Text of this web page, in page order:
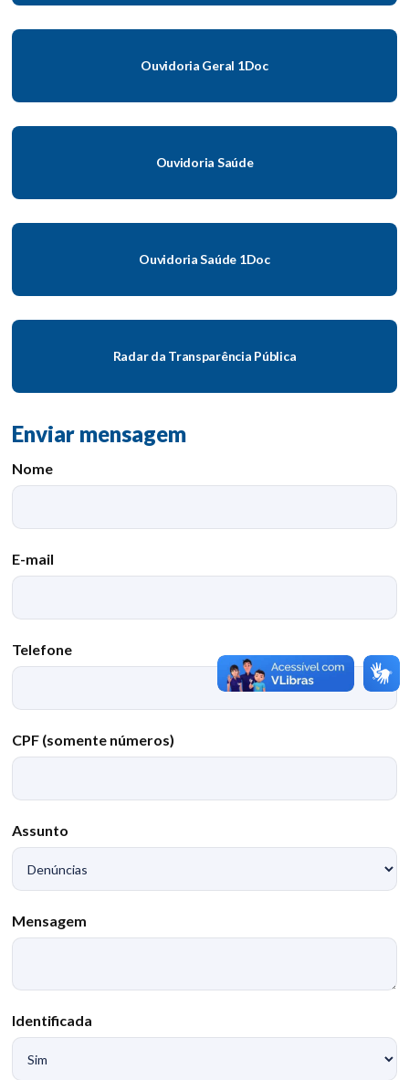
Ouvidoria Geral 1Doc
Ouvidoria Saúde
Ouvidoria Saúde 1Doc
Radar da Transparência Pública
Enviar mensagem
Nome
E-mail
Telefone
CPF (somente números)
Assunto
Mensagem
Identificada